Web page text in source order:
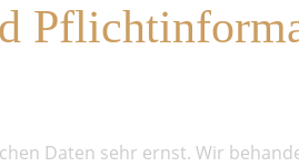
Daten sehr ernst. Wir